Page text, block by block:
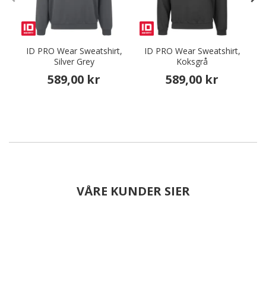
ID PRO Wear Sweatshirt,
Silver Grey
589,00 kr
ID PRO Wear Sweatshirt,
Koksgrå
589,00 kr
VÅRE KUNDER SIER